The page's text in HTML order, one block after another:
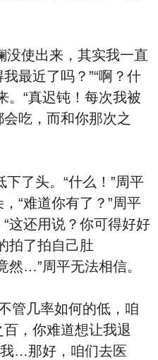
使出来，其实我一直
我最近了吗？”“啊？什
。“真迟钝！每次我被
会吃 ，而和你那次之
下了头。“什么！”周平
“难道你有了？”周平
这还用说？你可得好好
拍了拍自己肚
…”周平无法相信。
管几率如何的低，咱
，你难道想让我退
我…那好，咱们去医